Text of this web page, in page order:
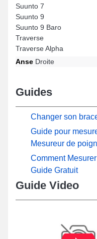
Suunto 7
Suunto 9
Suunto 9 Baro
Traverse
Traverse Alpha
Anse Droite
Guides
Changer son
Guide pour
Mesureur de
Comment
Guide Gratuit
Guide Video